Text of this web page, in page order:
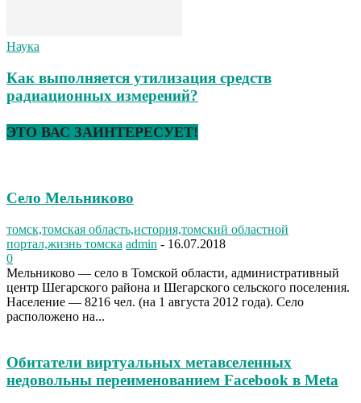
Наука
Как выполняется утилизация средств
радиационных измерений?
ЭТО ВАС ЗАИНТЕРЕСУЕТ!
Село Мельниково
томск,томская область,история,томский областной
портал,жизнь томска admin - 16.07.2018
0
Мельниково — село в Томской области, административный
центр Шегарского района и Шегарского сельского поселения.
Население — 8216 чел. (на 1 августа 2012 года). Село
расположено на...
Обитатели виртуальных метавселенных
недовольны переименованием Facebook в Meta